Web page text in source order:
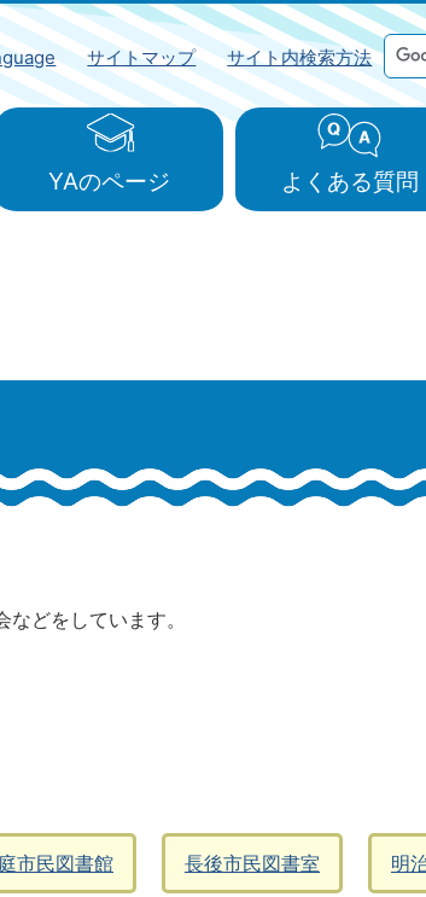
サイトマップ サイト内検索方法
YAのページ よくある質問
どをしています。
市民図書館 長後市民図書室 明